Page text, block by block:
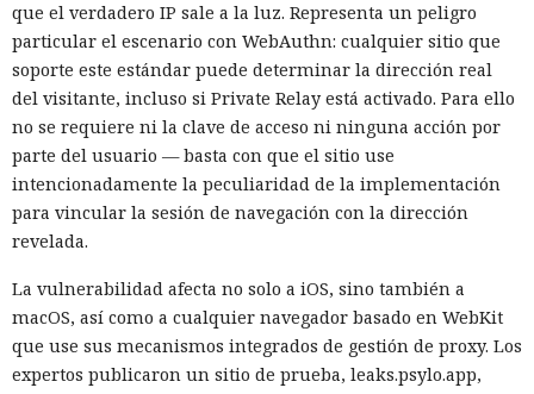
que el verdadero IP sale a la luz. Representa un peligro
particular el escenario con WebAuthn: cualquier sitio que
soporte este estándar puede determinar la dirección real
del visitante, incluso si Private Relay está activado. Para ello
no se requiere ni la clave de acceso ni ninguna acción por
parte del usuario — basta con que el sitio use
intencionadamente la peculiaridad de la implementación
para vincular la sesión de navegación con la dirección
revelada.
La vulnerabilidad afecta no solo a iOS, sino también a
macOS, así como a cualquier navegador basado en WebKit
que use sus mecanismos integrados de gestión de proxy. Los
expertos publicaron un sitio de prueba, leaks.psylo.app,